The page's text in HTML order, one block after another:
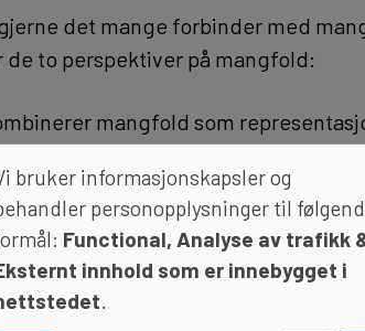
det mange forbinder med
de to perspektiver på mangfold:
mangfold som
arbeids- og studiemiljøet skal
OsloMet for ti år siden, inneholdt de
kjønnslikestilling, både der og
utvidet mange institusjoner til
bruker informasjonskapsler og
personopplysninger til
Functional, Analyse av trafikk
innhold som er innebygget i
.